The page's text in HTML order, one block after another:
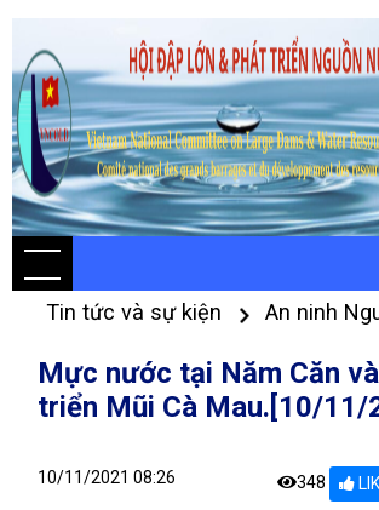
Tin tức và sự kiện An ninh
Mực nước tại Năm Căn
triển Mũi Cà Mau.[10/11/
10/11/2021 08:26 348